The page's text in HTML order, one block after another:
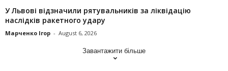
У Львові відзначили рятувальників за ліквідацію
наслідків ракетного удару
Марченко Ігор - August 6, 2026
Завантажити більше